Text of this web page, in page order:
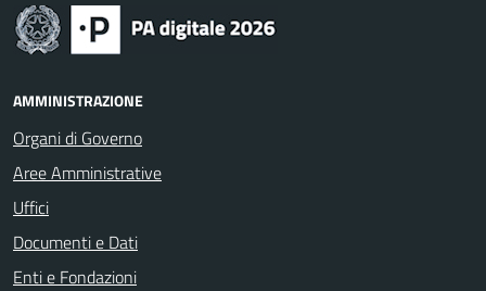
AMMINISTRAZIONE
Organi di Governo
Aree Amministrative
Uffici
Documenti e Dati
Enti e Fondazioni